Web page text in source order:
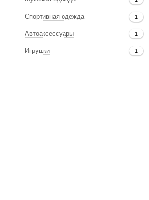
Спортивная одежда 1
Автоаксессуары 1
Игрушки 1